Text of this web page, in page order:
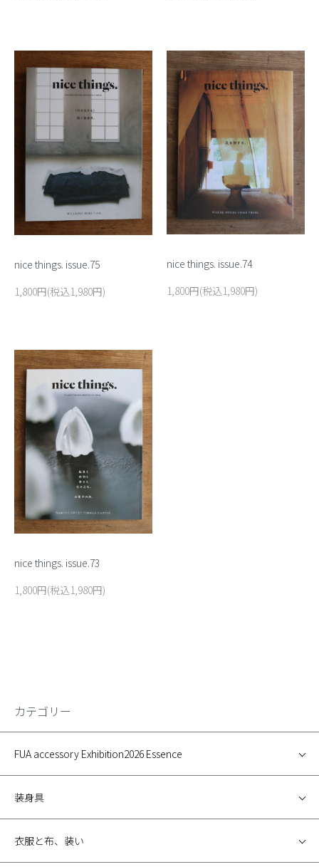
nice things. issue.75
1,800円(税込1,980円)
nice things. issue.74
1,800円(税込1,980円)
nice things. issue.73
1,800円(税込1,980円)
カテゴリー
FUA accessory Exhibition2026 Essence
装身具
衣服と布、装い